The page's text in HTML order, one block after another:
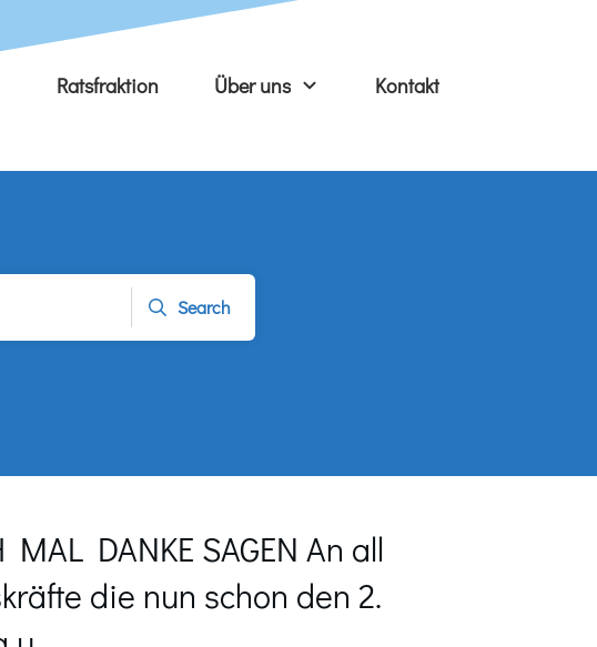
Ratsfraktion Über uns Kontakt
Search
MAL DANKE SAGEN An all
die nun schon den 2.